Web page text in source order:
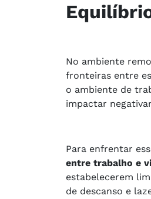
No ambiente
fronteiras entre
o ambiente de
impactar
Para enfrentar
entre trabalho e
estabelecerem
de descanso e